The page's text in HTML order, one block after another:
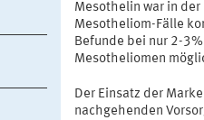
Mesothelin war in
Mesotheliom-Fälle
Befunde bei nur 2-
Mesotheliomen
Der Einsatz der
nachgehenden